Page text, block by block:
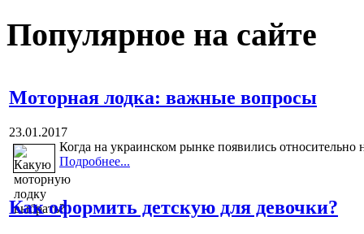
Популярное на сайте
Моторная лодка: важные вопросы
23.01.2017
Когда на украинском рынке появились
Подробнее...
Как оформить детскую для девочки?